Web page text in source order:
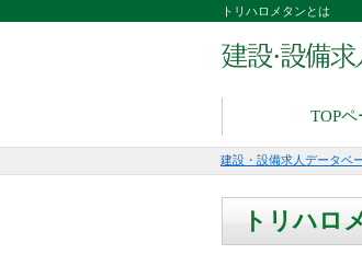
トリハロメタンとは
TOPペ
建設・設備求人データベ
トリハロ